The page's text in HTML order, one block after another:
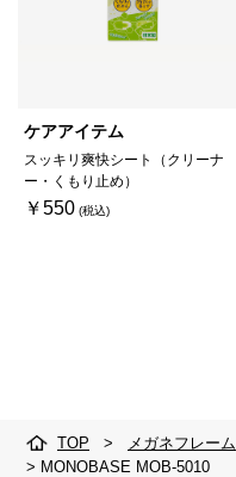
ケアアイテム
スッキリ爽快シート（クリーナ
ー・くもり止め）
￥550
TOP > メガネフレーム
> MONOBASE MOB-5010